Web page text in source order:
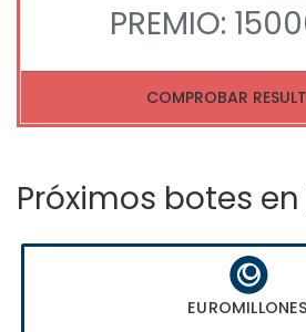
PREMIO:
COMPROBAR
Próximos botes
EUROMILLONES